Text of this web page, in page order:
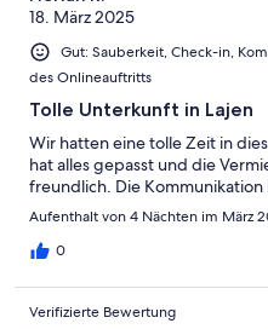
18. März 2025
Gut: Sauberkeit, Check-in,
des Onlineauftritts
Tolle Unterkunft in Lajen
Wir hatten eine tolle Zeit in
hat alles gepasst und die
freundlich. Die
Aufenthalt von 4 Nächten im März
0
Verifizierte Bewertung